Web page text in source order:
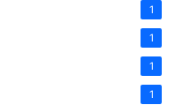
1
1
1
1